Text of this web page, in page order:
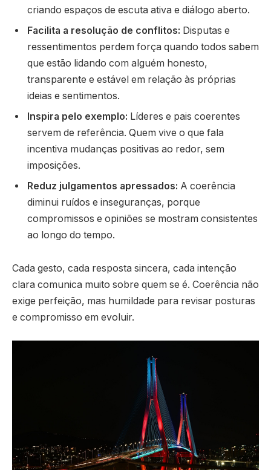
criando espaços de escuta ativa e diálogo aberto.
Facilita a resolução de conflitos: Disputas e
ressentimentos perdem força quando todos sabem
que estão lidando com alguém honesto,
transparente e estável em relação às próprias
ideias e sentimentos.
Inspira pelo exemplo: Líderes e pais coerentes
servem de referência. Quem vive o que fala
incentiva mudanças positivas ao redor, sem
imposições.
Reduz julgamentos apressados: A coerência
diminui ruídos e inseguranças, porque
compromissos e opiniões se mostram consistentes
ao longo do tempo.
Cada gesto, cada resposta sincera, cada intenção
clara comunica muito sobre quem se é. Coerência não
exige perfeição, mas humildade para revisar posturas
e compromisso em evoluir.